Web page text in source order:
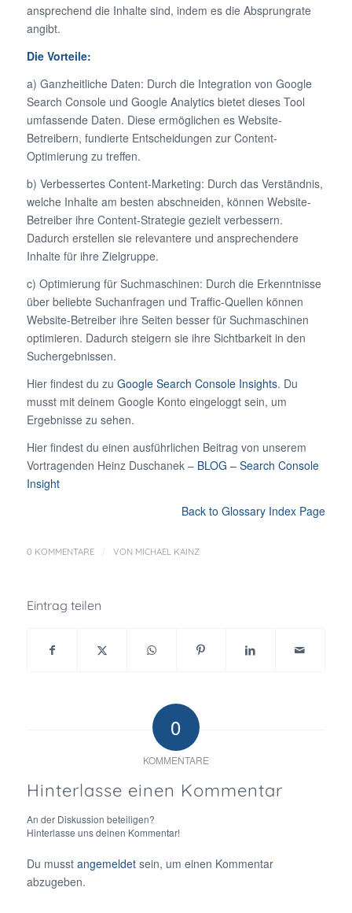
ansprechend die Inhalte sind, indem es die Absprungrate
angibt.
Die Vorteile:
a) Ganzheitliche Daten: Durch die Integration von Google
Search Console und Google Analytics bietet dieses Tool
umfassende Daten. Diese ermöglichen es Website-
Betreibern, fundierte Entscheidungen zur Content-
Optimierung zu treffen.
b) Verbessertes Content-Marketing: Durch das Verständnis,
welche Inhalte am besten abschneiden, können Website-
Betreiber ihre Content-Strategie gezielt verbessern.
Dadurch erstellen sie relevantere und ansprechendere
Inhalte für ihre Zielgruppe.
c) Optimierung für Suchmaschinen: Durch die Erkenntnisse
über beliebte Suchanfragen und Traffic-Quellen können
Website-Betreiber ihre Seiten besser für Suchmaschinen
optimieren. Dadurch steigern sie ihre Sichtbarkeit in den
Suchergebnissen.
Hier findest du zu Google Search Console Insights. Du
musst mit deinem Google Konto eingeloggt sein, um
Ergebnisse zu sehen.
Hier findest du einen ausführlichen Beitrag von unserem
Vortragenden Heinz Duschanek – BLOG – Search Console
Insight
Back to Glossary Index Page
0 KOMMENTARE VON MICHAEL KAINZ
Eintrag teilen
0
KOMMENTARE
Hinterlasse einen Kommentar
An der Diskussion beteiligen?
Hinterlasse uns deinen Kommentar!
Du musst angemeldetsein, um einen Kommentar
abzugeben.